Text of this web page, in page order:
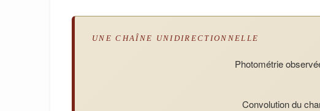
UNE CHAÎNE UNIDIRECTIONNELLE
Photométrie
Convolution du